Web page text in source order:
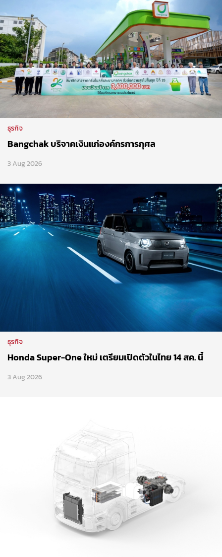
ธุรกิจ
Bangchak บริจาคเงินแก่องค์กรการกุศล
3 Aug 2026
ธุรกิจ
Honda Super-One ใหม่ เตรียมเปิดตัวในไทย 14 สค. นี้
3 Aug 2026